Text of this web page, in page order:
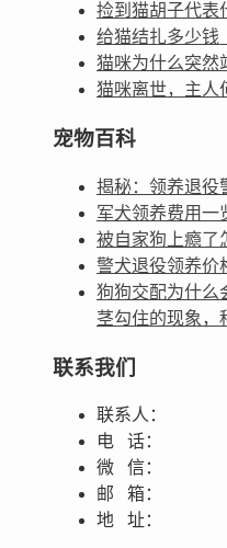
捡到猫胡子代表
给猫结扎多少钱
猫咪为什么突然
猫咪离世，主人
宠物百科
揭秘：领养退役
军犬领养费用一
被自家狗上瘾了
警犬退役领养价
狗狗交配为什么
茎勾住的现象，
联系我们
联系人：
电 话：
微 信：
邮 箱：
地 址：